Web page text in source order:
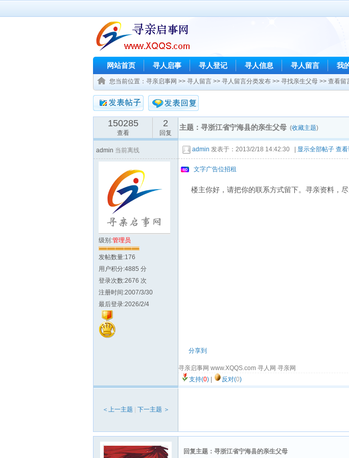
网站首页 寻人启事 寻人登记 寻人信息 寻人留言 我
您当前位置： 寻亲启事网 >> 寻人留言 >> 寻人留言分类发布 >> 寻找亲生父母 >> 查看留
150285
查看
2
回复
主题：寻浙江省宁海县的亲生父母 (收藏主题)
admin 当前离线
级别:管理员
发帖数量:176
用户积分:4885 分
登录次数:2676 次
注册时间:2007/3/30
最后登录:2026/2/4
admin 发表于：2013/2/18 14:42:30 | 显示全部帖子 查
文字广告位招租
楼主你好，请把你的联系方式留下。寻亲资料，
分享到
寻亲启事网 www.XQQS.com 寻人网 寻亲网
支持(0) 反对(0)
＜上一主题 下一主题 ＞
回复主题：寻浙江省宁海县的亲生父母